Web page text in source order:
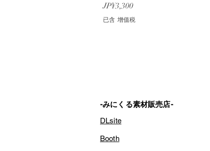
價格
JP¥3,300
已含 增值税
-みにくる素材販売店-
DLsite
Booth